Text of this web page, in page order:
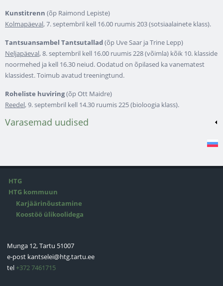
Kunstitrenn (õp Raimond Lepiste)
Kolmapäeval, 7. septembril kell 16.00 ruumis 203 (sotsiaalainete klass).
Tantsuansambel Tantsutallad(õp Uve Saar ja Trine Lepp)
Neljapäeval, 8. septembril kell 16.00 ruumis 228 (võimla) kõik 10. klasside
noormehed ja kell 16.30 neiud. Oodatud on õpilased ka vanematest
klassidest. Toimub avatud treeningtund.
Roheliste huviring(õp Ott Maidre)
Reedel, 9. septembril kell 14.30 ruumis 225 (bioloogia klass).
Varasemad uudised
HTG
HTG kommuun
Karjäärinõustamine
Koostöö ülikoolidega
Munga 12, Tartu 51007
e-post kantselei@htg.tartu.ee
tel+372 7461715